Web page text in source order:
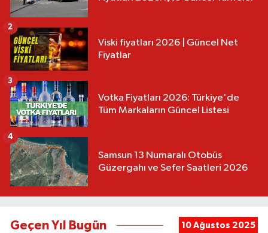
Viski fiyatları 2026 | Güncel Net
Fiyatlar
2
Votka Fiyatları 2026: Türkiye'de
Tüm Markaların Güncel Listesi
3
Samsun 13 Numaralı Otobüs
Güzergahı ve Sefer Saatleri 2026
4
Geçen Yıl Bugün 10 Ağustos 2025